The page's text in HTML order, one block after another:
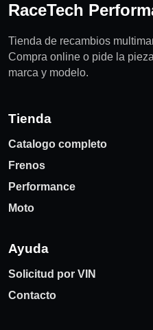
RaceTech
Tienda de recambios
Compra online o pide la
marca y modelo.
Tienda
Catalogo completo
Frenos
Performance
Moto
Ayuda
Solicitud por VIN
Contacto